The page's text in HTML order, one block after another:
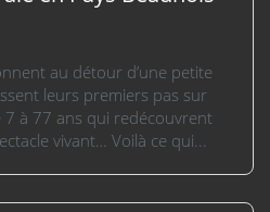
au détour d’une petite
leurs premiers pas sur
7 à 77 ans qui redécouvrent
vivant… Voilà ce qui...